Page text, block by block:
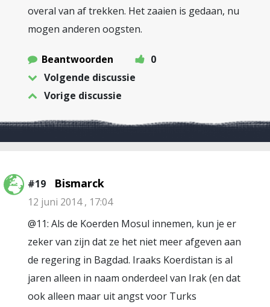
overal van af trekken. Het zaaien is gedaan, nu
mogen anderen oogsten.
Beantwoorden
0
Volgende discussie
Vorige discussie
#19 Bismarck
12 juni 2014 , 17:04
@11: Als de Koerden Mosul innemen, kun je er
zeker van zijn dat ze het niet meer afgeven aan
de regering in Bagdad. Iraaks Koerdistan is al
jaren alleen in naam onderdeel van Irak (en dat
ook alleen maar uit angst voor Turks